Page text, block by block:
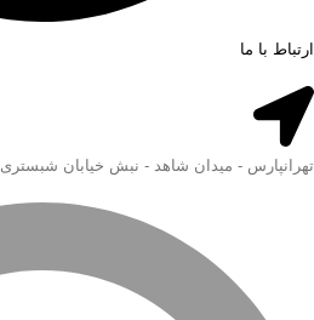
ارتباط با ما
تهرانپارس - میدان شاهد - نبش خیابان شبستری